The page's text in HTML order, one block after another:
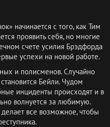
начинается с того, как Тим
проявить себя, но многие
счете усилия Брэдфорда
успехи на новой работе.
и полисменов. Случайно
Бейли. Чудом
инциденты происходят и в
волнуется за любимую.
все возможное, чтобы